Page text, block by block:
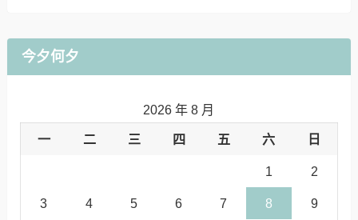
今夕何夕
2026 年 8 月
一 二 三 四 五 六 日
1 2
3 4 5 6 7 8 9